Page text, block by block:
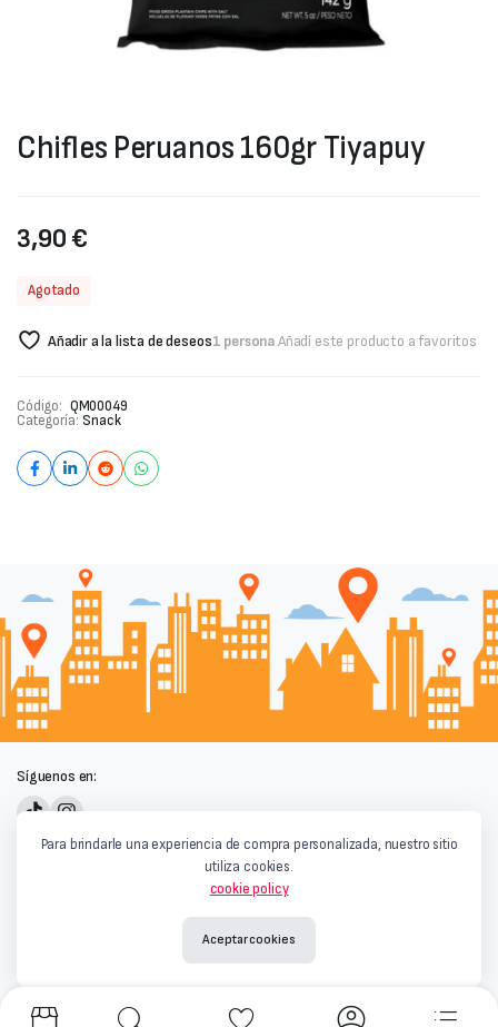
Chifles Peruanos 160gr Tiyapuy
3,90€
Agotado
Añadir a la lista de deseos1 personaAñadí este producto a favoritos
Código: QM00049
Categoría: Snack
Síguenos en:
Powered by
Para brindarle una experiencia de compra personalizada, nuestro sitio
utiliza cookies.
cookie policy
Aceptar cookies